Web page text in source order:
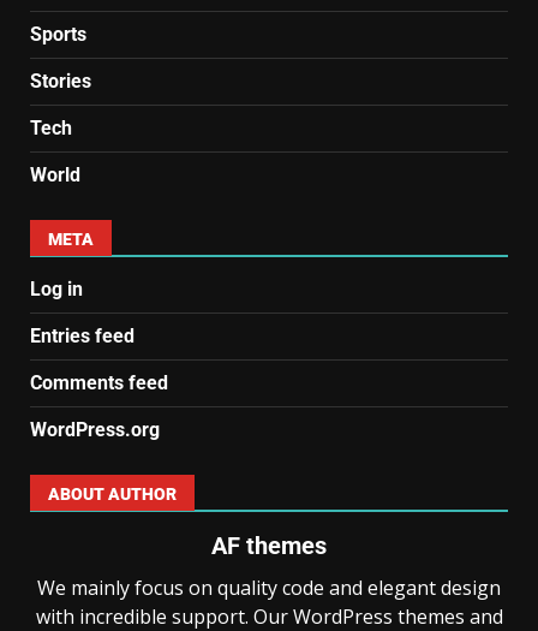
Sports
Stories
Tech
World
META
Log in
Entries feed
Comments feed
WordPress.org
ABOUT AUTHOR
AF themes
We mainly focus on quality code and elegant design
with incredible support. Our WordPress themes and